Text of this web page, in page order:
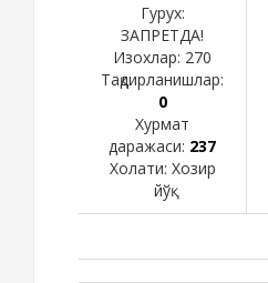
Гурух:
ЗАПРЕТДА!
Изохлар: 270
Тақдирланишлар:
0
Хурмат
даражаси: 237
Холати: Хозир
йўқ